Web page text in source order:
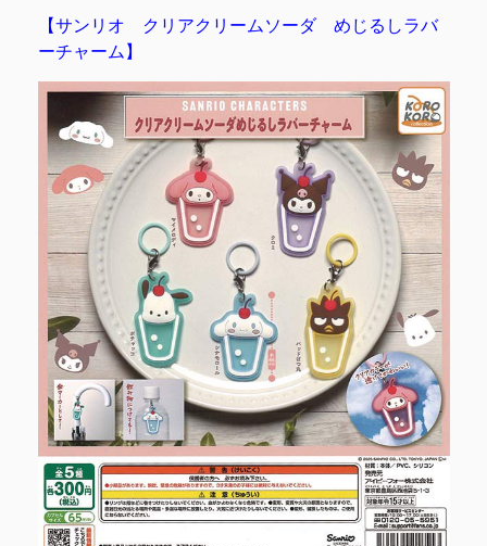
【サンリオ クリアクリームソーダ めじるしラバ
ーチャーム】